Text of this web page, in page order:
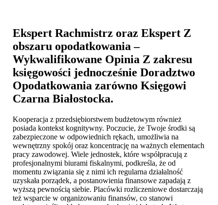
Ekspert Rachmistrz oraz Ekspert Z
obszaru opodatkowania –
Wykwalifikowane Opinia Z zakresu
księgowości jednocześnie Doradztwo
Opodatkowania zarówno Księgowi
Czarna Białostocka.
Kooperacja z przedsiębiorstwem budżetowym również
posiada kontekst kognitywny. Poczucie, że Twoje środki są
zabezpieczone w odpowiednich rękach, umożliwia na
wewnętrzny spokój oraz koncentrację na ważnych elementach
pracy zawodowej. Wiele jednostek, które współpracują z
profesjonalnymi biurami fiskalnymi, podkreśla, że od
momentu związania się z nimi ich regularna działalność
uzyskała porządek, a postanowienia finansowe zapadają z
wyższą pewnością siebie. Placówki rozliczeniowe dostarczają
też wsparcie w organizowaniu finansów, co stanowi